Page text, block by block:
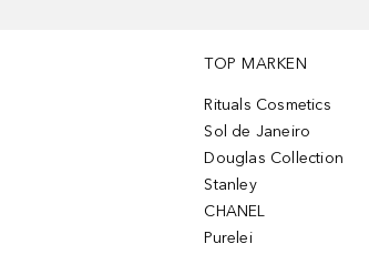
TOP MARKEN
Rituals Cosmetics
Sol de Janeiro
Douglas Collection
Stanley
CHANEL
Purelei